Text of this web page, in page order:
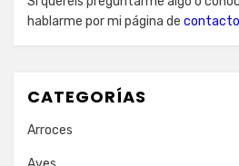
hablarme por mi página de contacto
CATEGORÍAS
Arroces